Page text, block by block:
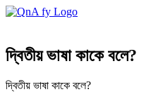
দ্বিতীয় ভাষা কাকে বলে?
দ্বিতীয় ভাষা কাকে বলে?